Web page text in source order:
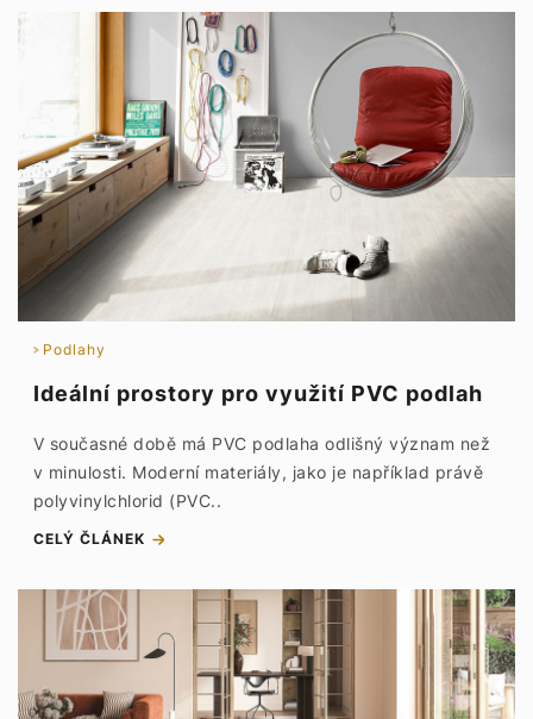
Podlahy
Ideální prostory pro využití PVC podlah
V současné době má PVC podlaha odlišný význam než
v minulosti. Moderní materiály, jako je například právě
polyvinylchlorid (PVC..
CELÝ ČLÁNEK